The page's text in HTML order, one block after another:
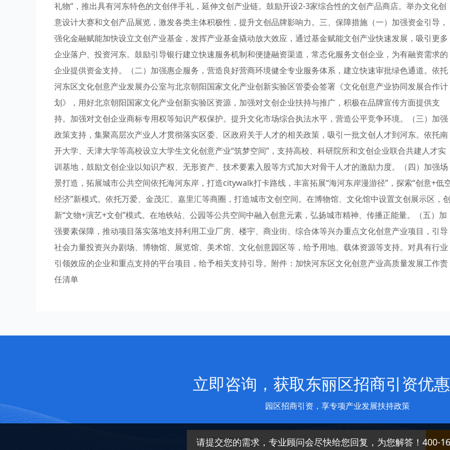
礼物”，推出具有河东特色的文创伴手礼，延伸文创产业链。鼓励开设2-3家综合性的文创产品商店。举办文化创
意设计大赛和文创产品展览，激发各类主体积极性，提升文创品牌影响力。三、保障措施（一）加强资金引导，
强化金融赋能加快设立文创产业基金，发挥产业基金撬动放大效应，通过基金赋能文创产业快速发展，吸引更多
企业落户、投资河东。鼓励引导银行建立快速服务机制和便捷融资渠道，常态化服务文创企业，为有融资需求的
企业提供资金支持。（二）加强惠企服务，营造良好营商环境健全专业服务体系，建立快速审批绿色通道。依托
河东区文化创意产业发展办公室与北京朝阳国家文化产业创新实验区管委会签署《文化创意产业协同发展合作计
划》，用好北京朝阳国家文化产业创新实验区资源，加强对文创企业扶持与推广，积极在品牌宣传方面提供支
持。加强对文创企业商标专用权等知识产权保护。提升文化市场综合执法水平，营造公平竞争环境。（三）加强
政策支持，集聚高层次产业人才贯彻落实区委、区政府关于人才的相关政策，吸引一批文创人才到河东。依托南
开大学、天津大学等高校设立大学生文化创意产业“筑梦空间”，支持高校、科研院所和文创企业联合共建人才实
训基地，鼓励文创企业以知识产权、无形资产、技术要素入股等方式加大对骨干人才的激励力度。（四）加强场
景打造，拓展城市公共空间依托海河东岸，打造citywalk打卡路线，丰富拓展“海河东岸漫游径”，探索“创意+低
经济”新模式。依托万爱、金茂汇、嘉里汇等商圈，打造城市文创空间。在博物馆、文化馆中设置文创展示区，
新“文物+演艺+文创”模式。在地铁站、公园等公共空间中融入创意元素，弘扬城市精神、传播正能量。（五）加
强要素保障，推动项目落实落地支持利用工业厂房、楼宇、商业街、综合体等兴办重点文化创意产业项目，引导
社会力量投资兴办剧场、博物馆、展览馆、美术馆、文化创意园区等，给予用地、载体资源等支持。对具有行业
引领效应的企业和重点支持的平台项目，给予相关支持引导。附件：加快河东区文化创意产业高质量发展工作责
任清单
请提交您的需求，专业顾问会尽快给您回复，为您解答！400-
立即咨询，获取东丽区招商引资优
园区招商引资，享专项产业发展扶持政策